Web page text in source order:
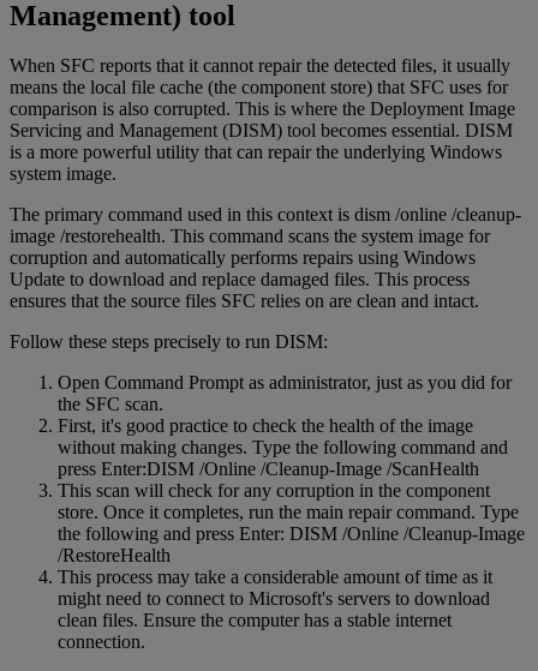
Management) tool
When SFC reports that it cannot repair the detected files, it usually
means the local file cache (the component store) that SFC uses for
comparison is also corrupted. This is where the Deployment Image
Servicing and Management (DISM) tool becomes essential. DISM
is a more powerful utility that can repair the underlying Windows
system image.
The primary command used in this context is dism /online /cleanup-
image /restorehealth. This command scans the system image for
corruption and automatically performs repairs using Windows
Update to download and replace damaged files. This process
ensures that the source files SFC relies on are clean and intact.
Follow these steps precisely to run DISM:
Open Command Prompt as administrator, just as you did for
the SFC scan.
First, it's good practice to check the health of the image
without making changes. Type the following command and
press Enter:DISM /Online /Cleanup-Image /ScanHealth
This scan will check for any corruption in the component
store. Once it completes, run the main repair command. Type
the following and press Enter: DISM /Online /Cleanup-Image
/RestoreHealth
This process may take a considerable amount of time as it
might need to connect to Microsoft's servers to download
clean files. Ensure the computer has a stable internet
connection.